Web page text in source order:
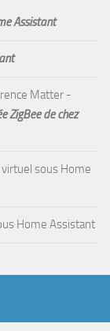
Assistant
Matter -
ZigBee de chez
sous Home
Home Assistant